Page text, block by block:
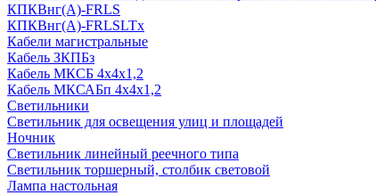
КПКВнг(A)-FRLS
КПКВнг(A)-FRLSLTx
Кабели магистральные
Кабель ЗКПБз
Кабель МКСБ 4х4х1,2
Кабель МКСАБп 4х4х1,2
Светильники
Светильник для освещения улиц и площадей
Ночник
Светильник линейный реечного типа
Светильник торшерный, столбик световой
Лампа настольная